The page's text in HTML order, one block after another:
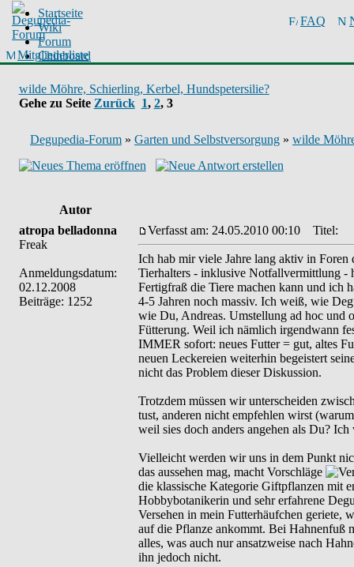
FAQ
Mitgliederliste
Startseite
Wiki
Forum
Chinboard
wilde Möhre, Schierling, Kerbel, Hundspetersilie?
Gehe zu Seite Zurück 1, 2, 3
Degupedia-Forum » Garten und Selbstversorgung » wilde
Autor
atropa belladonna
Freak
Anmeldungsdatum:
02.12.2008
Beiträge: 1252
Verfasst am: 24.05.2010 00:10 Titel:
Ich hab mir viele Jahre lang aktiv in Foren
Tierhalters - inklusive Notfallvermittlung -
Fertigfraß die Tiere machen kann und ich
4-5 Jahren noch massiv. Ich weiß, wie
wie Du, Andreas. Umstellung ad hoc und
Fütterung. Weil ich nämlich irgendwann
IMMER sofort: neues Futter = gut, altes
neuen Leckereien weiterhin begeistert
nicht das Problem dieser Diskussion.
Trotzdem müssen wir unterscheiden
tust, anderen nicht empfehlen wirst
weil sies doch anders angehen als Du?
Vielleicht werden wir uns in dem Punkt
das aussehen mag, macht Vorschläge
die klassische Kategorie Giftpflanzen mit
Hobbybotanikerin und sehr erfahrene
Versehen in mein Futterhäufchen geriete,
auf die Pflanze ankommt. Bei Hahnenfuß
alles, was auch nur ansatzweise nach
ihn jedoch nicht.